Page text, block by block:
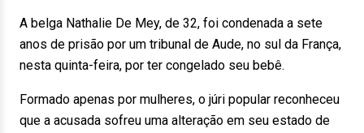
A belga Nathalie De Mey, de 32, foi condenada a sete
anos de prisão por um tribunal de Aude, no sul da França,
nesta quinta-feira, por ter congelado seu bebê.
Formado apenas por mulheres, o júri popular reconheceu
que a acusada sofreu uma alteração em seu estado de